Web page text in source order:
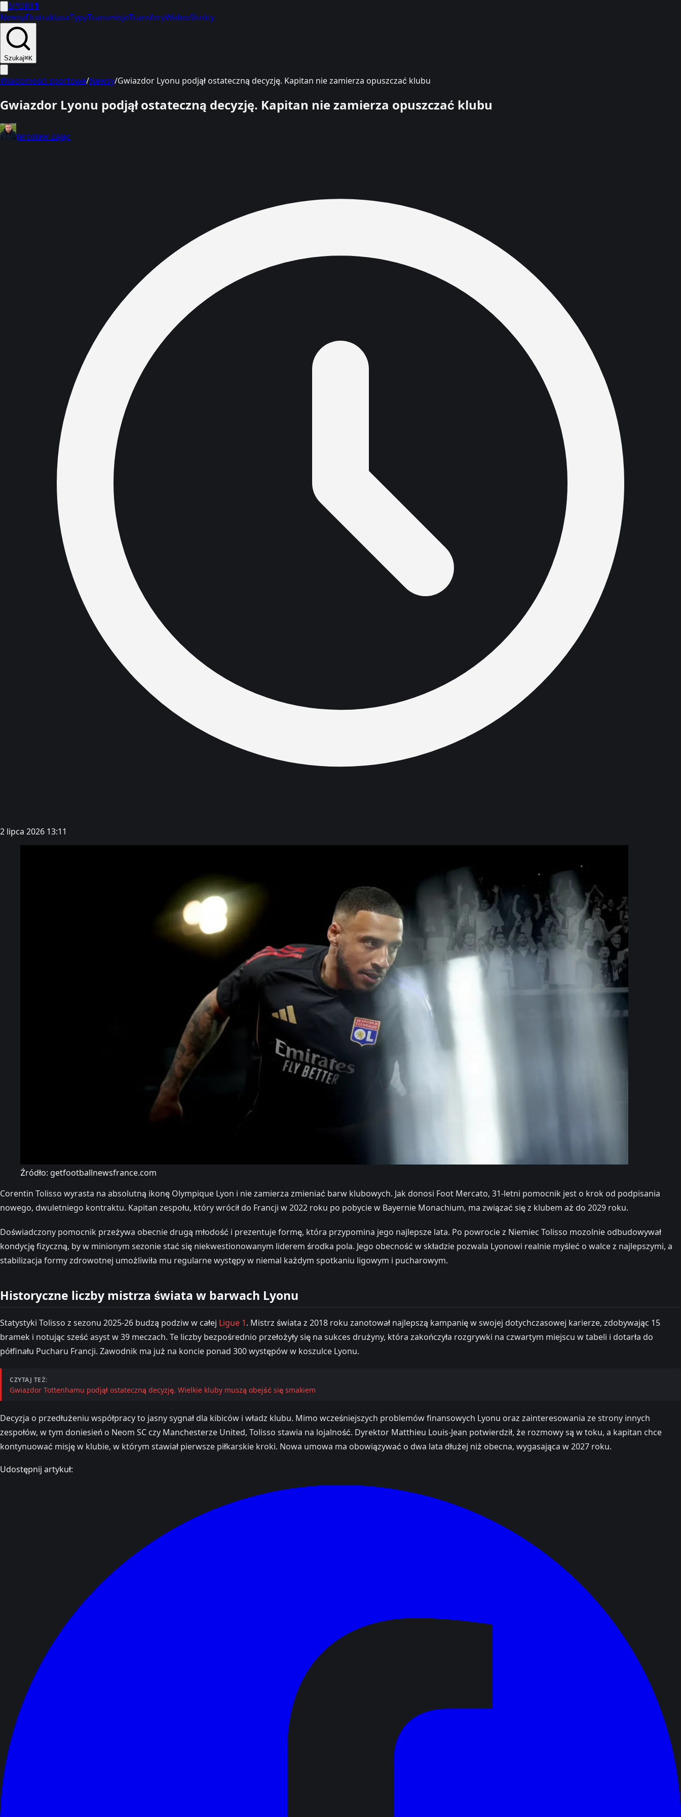
SPORT1
NewsyEkstraklasaTypyTransmisjeTransferyWideoSkróty
Szukaj⌘K
Wiadomości sportowe/Newsy/Gwiazdor Lyonu podjął ostateczną decyzję. Kapitan nie zamierza opuszczać klubu
Gwiazdor Lyonu podjął ostateczną decyzję. Kapitan nie zamierza opuszczać klubu
Jarosław Zając
2 lipca 2026 13:11
Źródło: getfootballnewsfrance.com
Corentin Tolisso wyrasta na absolutną ikonę Olympique Lyon i nie zamierza zmieniać barw klubowych. Jak donosi Foot Mercato, 31-letni pomocnik jest o krok od podpisania
nowego, dwuletniego kontraktu. Kapitan zespołu, który wrócił do Francji w 2022 roku po pobycie w Bayernie Monachium, ma związać się z klubem aż do 2029 roku.
Doświadczony pomocnik przeżywa obecnie drugą młodość i prezentuje formę, która przypomina jego najlepsze lata. Po powrocie z Niemiec Tolisso mozolnie odbudowywał
kondycję fizyczną, by w minionym sezonie stać się niekwestionowanym liderem środka pola. Jego obecność w składzie pozwala Lyonowi realnie myśleć o walce z najlepszymi, a
stabilizacja formy zdrowotnej umożliwiła mu regularne występy w niemal każdym spotkaniu ligowym i pucharowym.
Historyczne liczby mistrza świata w barwach Lyonu
Statystyki Tolisso z sezonu 2025-26 budzą podziw w całej Ligue 1. Mistrz świata z 2018 roku zanotował najlepszą kampanię w swojej dotychczasowej karierze, zdobywając 15
bramek i notując sześć asyst w 39 meczach. Te liczby bezpośrednio przełożyły się na sukces drużyny, która zakończyła rozgrywki na czwartym miejscu w tabeli i dotarła do
półfinału Pucharu Francji. Zawodnik ma już na koncie ponad 300 występów w koszulce Lyonu.
CZYTAJ TEŻ:
Gwiazdor Tottenhamu podjął ostateczną decyzję. Wielkie kluby muszą obejść się smakiem
Decyzja o przedłużeniu współpracy to jasny sygnał dla kibiców i władz klubu. Mimo wcześniejszych problemów finansowych Lyonu oraz zainteresowania ze strony innych
zespołów, w tym doniesień o Neom SC czy Manchesterze United, Tolisso stawia na lojalność. Dyrektor Matthieu Louis-Jean potwierdził, że rozmowy są w toku, a kapitan chce
kontynuować misję w klubie, w którym stawiał pierwsze piłkarskie kroki. Nowa umowa ma obowiązywać o dwa lata dłużej niż obecna, wygasająca w 2027 roku.
Udostępnij artykuł: